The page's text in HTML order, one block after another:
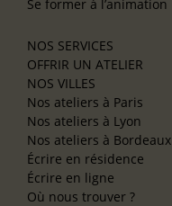
Se former à l’animation
NOS SERVICES
OFFRIR UN ATELIER
NOS VILLES
Nos ateliers à Paris
Nos ateliers à Lyon
Nos ateliers à Bordeaux
Écrire en résidence
Écrire en ligne
Où nous trouver ?